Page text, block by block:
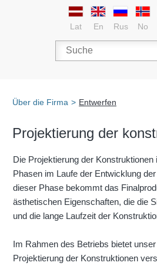
Lat En Rus No
Über die Firma > Entwerfen
Projektierung der
Die Projektierung der
Phasen im Laufe der Entwicklung
dieser Phase bekommt das
ästhetischen Eigenschaften, die die
und die lange Laufzeit der
Im Rahmen des Betriebs bietet
Projektierung der Konstruktionen